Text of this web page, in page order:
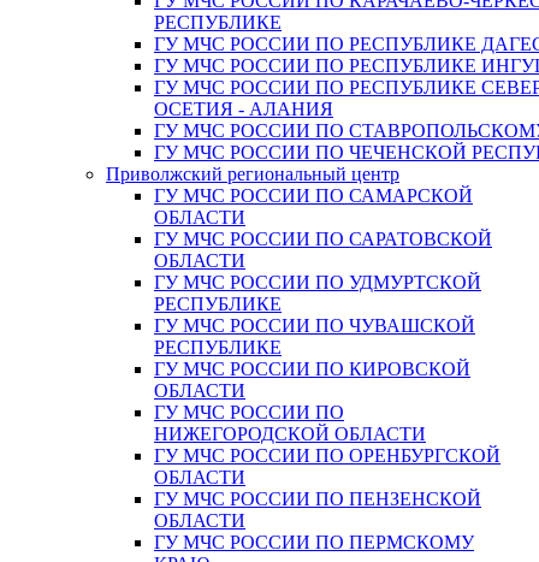
РЕСПУБЛИКЕ
ГУ МЧС РОССИИ ПО РЕСПУБЛИКЕ
ГУ МЧС РОССИИ ПО РЕСПУБЛИКЕ
ГУ МЧС РОССИИ ПО РЕСПУБЛИКЕ
ОСЕТИЯ - АЛАНИЯ
ГУ МЧС РОССИИ ПО
ГУ МЧС РОССИИ ПО ЧЕЧЕНСКОЙ
Приволжский региональный центр
ГУ МЧС РОССИИ ПО САМАРСКОЙ
ОБЛАСТИ
ГУ МЧС РОССИИ ПО САРАТОВСКОЙ
ОБЛАСТИ
ГУ МЧС РОССИИ ПО УДМУРТСКОЙ
РЕСПУБЛИКЕ
ГУ МЧС РОССИИ ПО ЧУВАШСКОЙ
РЕСПУБЛИКЕ
ГУ МЧС РОССИИ ПО КИРОВСКОЙ
ОБЛАСТИ
ГУ МЧС РОССИИ ПО
НИЖЕГОРОДСКОЙ ОБЛАСТИ
ГУ МЧС РОССИИ ПО ОРЕНБУРГСКОЙ
ОБЛАСТИ
ГУ МЧС РОССИИ ПО ПЕНЗЕНСКОЙ
ОБЛАСТИ
ГУ МЧС РОССИИ ПО ПЕРМСКОМУ